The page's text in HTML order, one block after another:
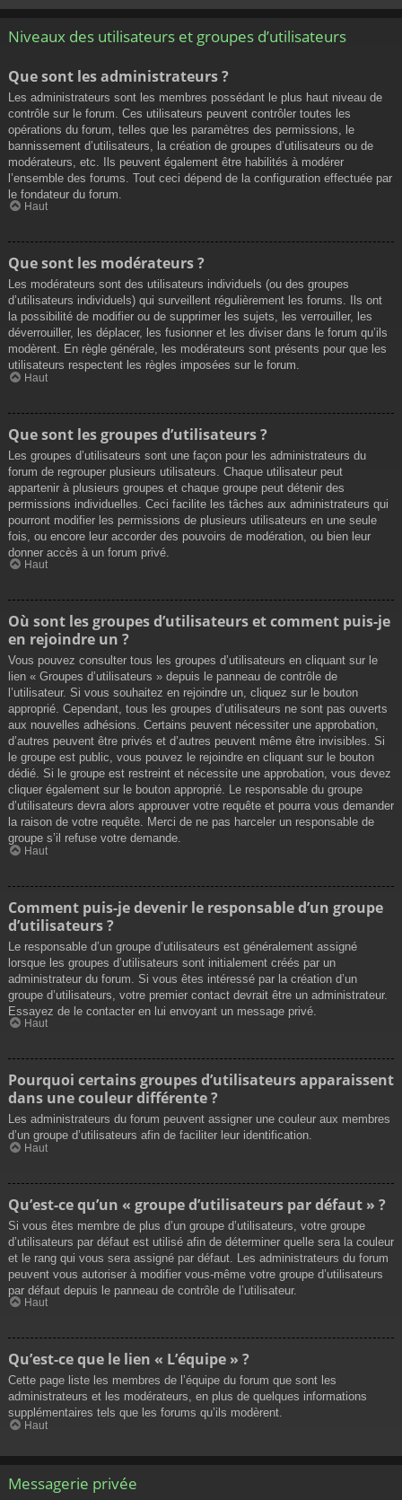
Niveaux des utilisateurs et groupes d’utilisateurs
Que sont les administrateurs ?
Les administrateurs sont les membres possédant le plus haut niveau de
contrôle sur le forum. Ces utilisateurs peuvent contrôler toutes les
opérations du forum, telles que les paramètres des permissions, le
bannissement d’utilisateurs, la création de groupes d’utilisateurs ou de
modérateurs, etc. Ils peuvent également être habilités à modérer
l’ensemble des forums. Tout ceci dépend de la configuration effectuée par
le fondateur du forum.
Haut
Que sont les modérateurs ?
Les modérateurs sont des utilisateurs individuels (ou des groupes
d’utilisateurs individuels) qui surveillent régulièrement les forums. Ils ont
la possibilité de modifier ou de supprimer les sujets, les verrouiller, les
déverrouiller, les déplacer, les fusionner et les diviser dans le forum qu’ils
modèrent. En règle générale, les modérateurs sont présents pour que les
utilisateurs respectent les règles imposées sur le forum.
Haut
Que sont les groupes d’utilisateurs ?
Les groupes d’utilisateurs sont une façon pour les administrateurs du
forum de regrouper plusieurs utilisateurs. Chaque utilisateur peut
appartenir à plusieurs groupes et chaque groupe peut détenir des
permissions individuelles. Ceci facilite les tâches aux administrateurs qui
pourront modifier les permissions de plusieurs utilisateurs en une seule
fois, ou encore leur accorder des pouvoirs de modération, ou bien leur
donner accès à un forum privé.
Haut
Où sont les groupes d’utilisateurs et comment puis-je
en rejoindre un ?
Vous pouvez consulter tous les groupes d’utilisateurs en cliquant sur le
lien « Groupes d’utilisateurs » depuis le panneau de contrôle de
l’utilisateur. Si vous souhaitez en rejoindre un, cliquez sur le bouton
approprié. Cependant, tous les groupes d’utilisateurs ne sont pas ouverts
aux nouvelles adhésions. Certains peuvent nécessiter une approbation,
d’autres peuvent être privés et d’autres peuvent même être invisibles. Si
le groupe est public, vous pouvez le rejoindre en cliquant sur le bouton
dédié. Si le groupe est restreint et nécessite une approbation, vous devez
cliquer également sur le bouton approprié. Le responsable du groupe
d’utilisateurs devra alors approuver votre requête et pourra vous demander
la raison de votre requête. Merci de ne pas harceler un responsable de
groupe s’il refuse votre demande.
Haut
Comment puis-je devenir le responsable d’un groupe
d’utilisateurs ?
Le responsable d’un groupe d’utilisateurs est généralement assigné
lorsque les groupes d’utilisateurs sont initialement créés par un
administrateur du forum. Si vous êtes intéressé par la création d’un
groupe d’utilisateurs, votre premier contact devrait être un administrateur.
Essayez de le contacter en lui envoyant un message privé.
Haut
Pourquoi certains groupes d’utilisateurs apparaissent
dans une couleur différente ?
Les administrateurs du forum peuvent assigner une couleur aux membres
d’un groupe d’utilisateurs afin de faciliter leur identification.
Haut
Qu’est-ce qu’un « groupe d’utilisateurs par défaut » ?
Si vous êtes membre de plus d’un groupe d’utilisateurs, votre groupe
d’utilisateurs par défaut est utilisé afin de déterminer quelle sera la couleur
et le rang qui vous sera assigné par défaut. Les administrateurs du forum
peuvent vous autoriser à modifier vous-même votre groupe d’utilisateurs
par défaut depuis le panneau de contrôle de l’utilisateur.
Haut
Qu’est-ce que le lien « L’équipe » ?
Cette page liste les membres de l’équipe du forum que sont les
administrateurs et les modérateurs, en plus de quelques informations
supplémentaires tels que les forums qu’ils modèrent.
Haut
Messagerie privée